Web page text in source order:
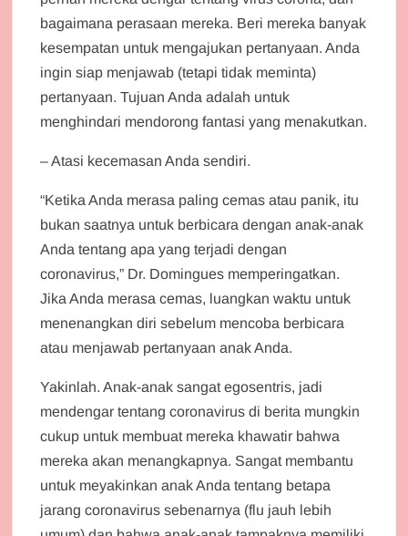
bagaimana perasaan mereka. Beri mereka banyak
kesempatan untuk mengajukan pertanyaan. Anda
ingin siap menjawab (tetapi tidak meminta)
pertanyaan. Tujuan Anda adalah untuk
menghindari mendorong fantasi yang menakutkan.
– Atasi kecemasan Anda sendiri.
“Ketika Anda merasa paling cemas atau panik, itu
bukan saatnya untuk berbicara dengan anak-anak
Anda tentang apa yang terjadi dengan
coronavirus,” Dr. Domingues memperingatkan.
Jika Anda merasa cemas, luangkan waktu untuk
menenangkan diri sebelum mencoba berbicara
atau menjawab pertanyaan anak Anda.
Yakinlah. Anak-anak sangat egosentris, jadi
mendengar tentang coronavirus di berita mungkin
cukup untuk membuat mereka khawatir bahwa
mereka akan menangkapnya. Sangat membantu
untuk meyakinkan anak Anda tentang betapa
jarang coronavirus sebenarnya (flu jauh lebih